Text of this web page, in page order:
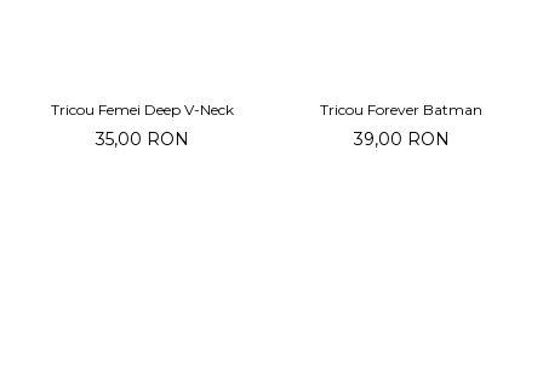
Tricou Femei Deep V-Neck
35,00 RON
Tricou Forever Batman
39,00 RON